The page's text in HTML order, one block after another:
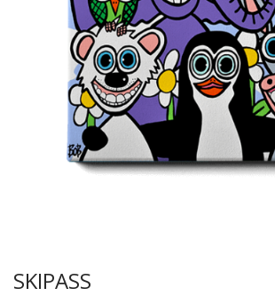
SKIPASS